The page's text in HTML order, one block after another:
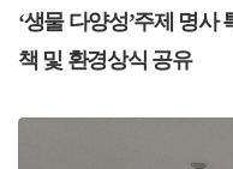
본문
‘생물 다양성’주제 명사
책 및 환경상식 공유